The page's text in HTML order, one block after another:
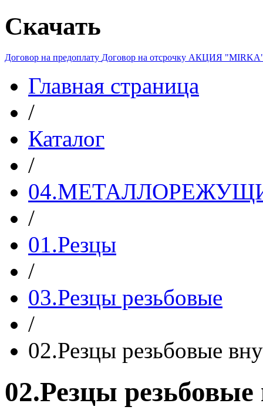
Скачать
Договор на предоплату Договор на отсрочку АКЦИЯ
Главная страница
/
Каталог
/
/
01.Резцы
/
03.Резцы резьбовые
/
02.Резцы резьбовые
02.Резцы резьбовые